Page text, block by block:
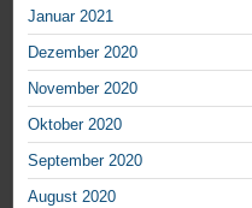
Januar 2021
Dezember 2020
November 2020
Oktober 2020
September 2020
August 2020